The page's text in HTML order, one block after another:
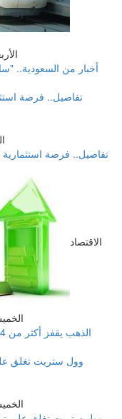
الأربعاء 05
تفاصيل.. فرصة استثمارية
الاقتصاد
الخميس 06 أغسطس
الخميس 06 أغسطس